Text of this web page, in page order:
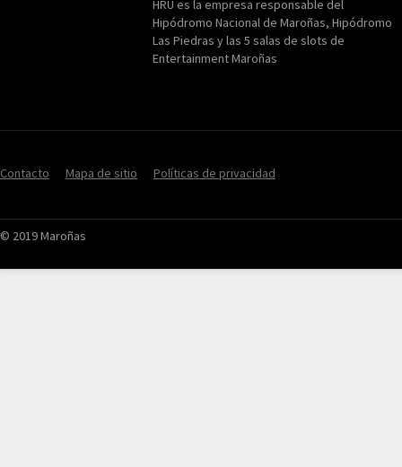
HRU es la empresa responsable del
Hipódromo Nacional de Maroñas, Hipódromo
Las Piedras y las 5 salas de slots de
Entertainment Maroñas
Contacto Mapa de sitio Políticas de privacidad
© 2019 Maroñas